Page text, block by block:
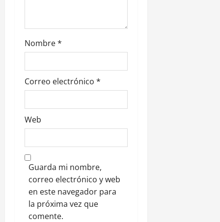
Nombre*
Correo electrónico *
Web
Guarda mi nombre,
correo electrónico y web
en este navegador para
la próxima vez que
comente.